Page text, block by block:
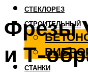
СТЕКЛОРЕЗ
СТРОИТЕЛЬНЫЙ
СТАНКИ
Фрезы
и Т-